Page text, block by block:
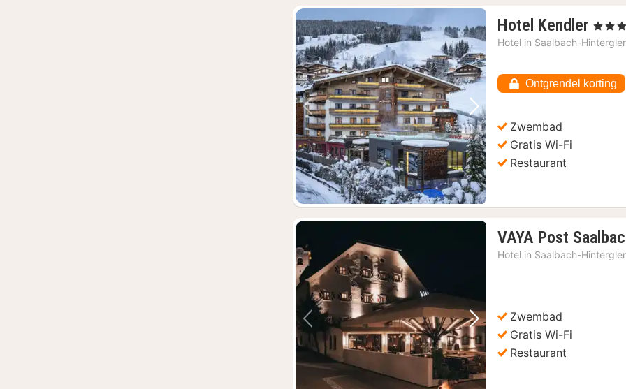
Vorige foto Volgende foto
Hotel Kendler 1
€
, 4
Hotel in Saalbach-
Ontgrendel korting
Zwembad
Gratis Wi-Fi
Restaurant
Vorige foto Volgende foto
VAYA Post
Hotel in Saalbach-
Zwembad
Gratis Wi-Fi
Restaurant